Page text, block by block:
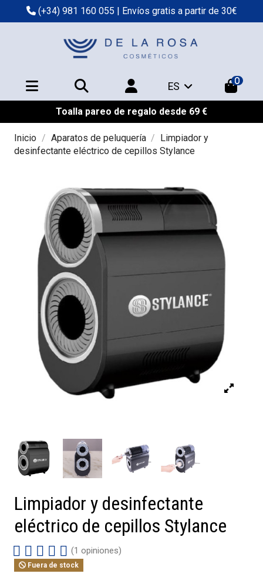
(+34) 981 160 055 | Envíos gratis a partir de 30€
ES 0
Toalla pareo de regalo desde 69 €
Inicio Aparatos de peluquería
Limpiador y
desinfectante eléctrico de cepillos Stylance
Limpiador y desinfectante
eléctrico de cepillos Stylance
(1 opiniones)
Fuera de stock